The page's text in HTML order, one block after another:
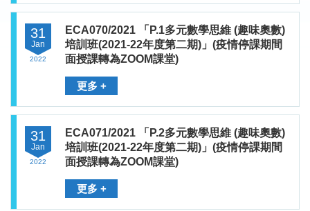
31
Jan
2022
ECA070/2021 「P.1多元數學思維 (趣味奧數)
培訓班(2021-22年度第二期)」(疫情停課期間
面授課轉為ZOOM課堂)
更多 +
31
Jan
2022
ECA071/2021 「P.2多元數學思維 (趣味奧數)
培訓班(2021-22年度第二期)」(疫情停課期間
面授課轉為ZOOM課堂)
更多 +